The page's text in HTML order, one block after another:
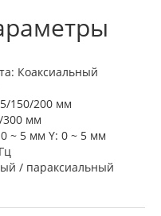
Коаксиальный
150/200 мм
300 мм
~ 5 мм Y: 0 ~ 5 мм
/ параксиальный